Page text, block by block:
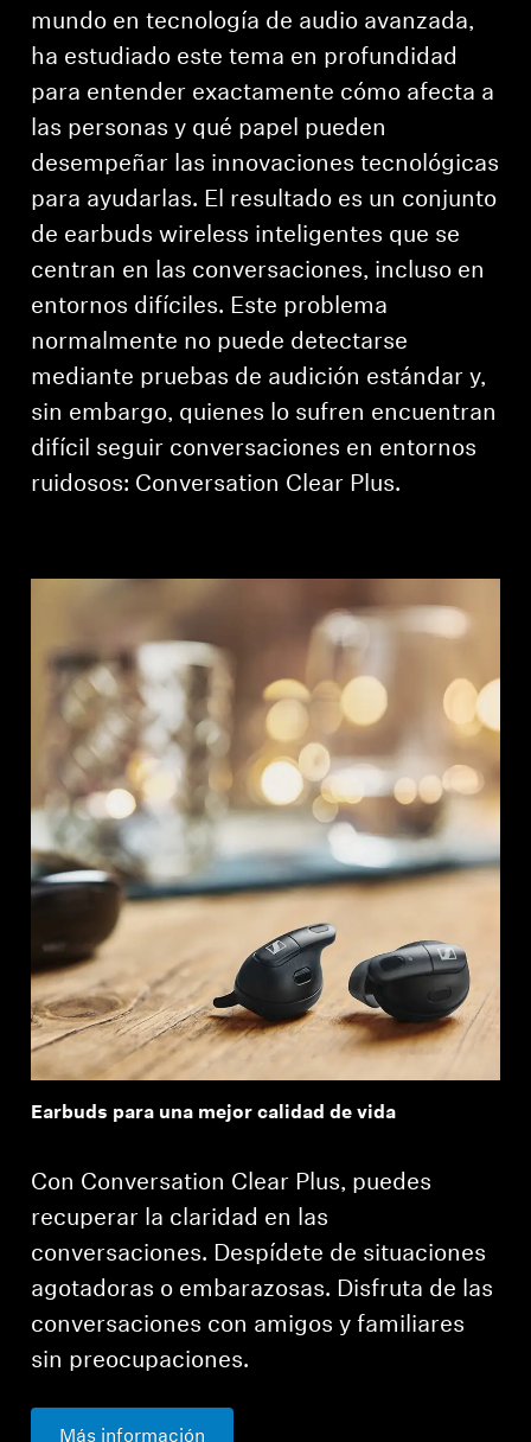
mundo en tecnología de audio avanzada,
ha estudiado este tema en profundidad
para entender exactamente cómo afecta a
las personas y qué papel pueden
desempeñar las innovaciones tecnológicas
para ayudarlas. El resultado es un conjunto
de earbuds wireless inteligentes que se
centran en las conversaciones, incluso en
entornos difíciles. Este problema
normalmente no puede detectarse
mediante pruebas de audición estándar y,
sin embargo, quienes lo sufren encuentran
difícil seguir conversaciones en entornos
ruidosos: Conversation Clear Plus.
Earbuds para una mejor calidad de vida
Con Conversation Clear Plus, puedes
recuperar la claridad en las
conversaciones. Despídete de situaciones
agotadoras o embarazosas. Disfruta de las
conversaciones con amigos y familiares
sin preocupaciones.
Más información